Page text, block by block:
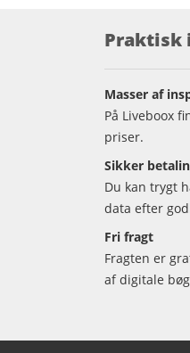
Praktisk
Masser af
På Liveboox
priser.
Sikker
Du kan trygt
data efter
Fri fragt
Fragten er
af digitale